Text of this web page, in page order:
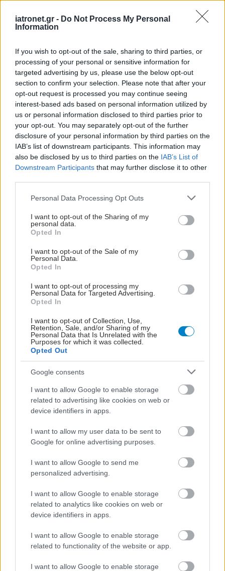
iatronet.gr - Do Not Process My Personal
Information
If you wish to opt-out of the sale, sharing to third parties, or
processing of your personal or sensitive information for
targeted advertising by us, please use the below opt-out
section to confirm your selection. Please note that after your
opt-out request is processed you may continue seeing
interest-based ads based on personal information utilized by
us or personal information disclosed to third parties prior to
your opt-out. You may separately opt-out of the further
disclosure of your personal information by third parties on the
IAB’s list of downstream participants. This information may
also be disclosed by us to third parties on the IAB’s List of
Downstream Participants that may further disclose it to other
Please note that this website/app uses one or more Google
not limited to your visit or usage behaviour. You may click to
grant or deny consent to Google and its third-party tags to
use your data for below specified purposes in below Google
consent section.
Personal Data Processing Opt Outs
I want to opt-out of the Sharing of my
personal data.
Opted In
I want to opt-out of the Sale of my
Personal Data.
Opted In
I want to opt-out of processing my
Personal Data for Targeted Advertising.
Opted In
I want to opt-out of Collection, Use,
Retention, Sale, and/or Sharing of my
Personal Data that Is Unrelated with the
Purposes for which it was collected.
Opted Out
Google consents
I want to allow Google to enable storage
related to advertising like cookies on web or
device identifiers in apps.
I want to allow my user data to be sent to
Google for online advertising purposes.
I want to allow Google to send me
personalized advertising.
I want to allow Google to enable storage
related to analytics like cookies on web or
device identifiers in apps.
I want to allow Google to enable storage
related to functionality of the website or app.
I want to allow Google to enable storage
φρουκτόζη συμβάλλει
στην εξάπλωση της
Ευρωπαϊκό Πρόγραμμα
MELODIC - Σε ποιους
απευθύνεται
Προκλήσεις σε άτομα με
εμπειρία καρκίνου μετά
την πανδημία [ελληνική
Η Χρ. Κράββαρη
συντονίστρια της
Εθνικό Σχέδιο Δράσης
Κατά του Καρκίνου
Συνδυασμένη θεραπεία
για τον μυοδιηθητικό
κύστης
Φόβος για τον καρκίνο:
Πότε είναι φυσιολογικός
βοήθεια